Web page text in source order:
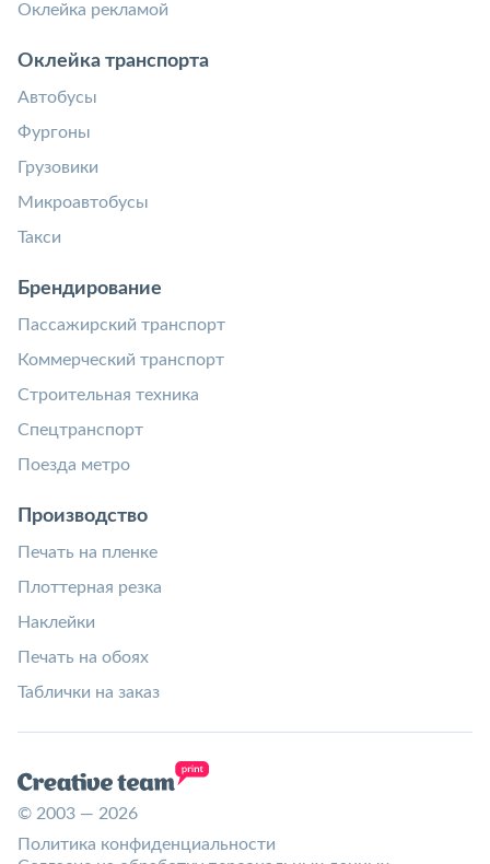
Оклейка рекламой
Оклейка транспорта
Автобусы
Фургоны
Грузовики
Микроавтобусы
Такси
Брендирование
Пассажирский транспорт
Коммерческий транспорт
Строительная техника
Спецтранспорт
Поезда метро
Производство
Печать на пленке
Плоттерная резка
Наклейки
Печать на обоях
Таблички на заказ
© 2003 — 2026
Политика конфиденциальности